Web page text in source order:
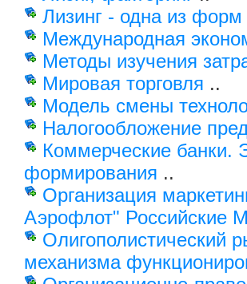
Лизинг - одна из форм
Международная
Методы изучения
Мировая торговля ..
Модель смены
Налогообложение
Коммерческие банки.
формирования ..
Организация
Аэрофлот" Российские
Олигополистический
механизма